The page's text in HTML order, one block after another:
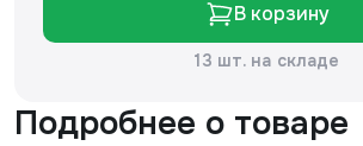
В корзину
13 шт. на складе
Подробнее о товаре